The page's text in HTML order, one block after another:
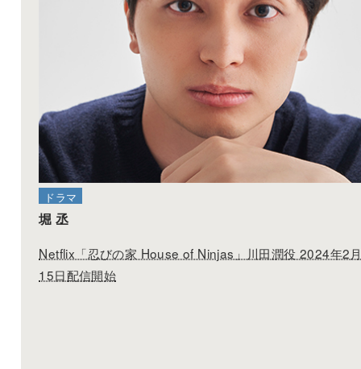
ドラマ
堀 丞
Netflix「忍びの家 House of Ninjas」川田潤役 2024年2
15日配信開始